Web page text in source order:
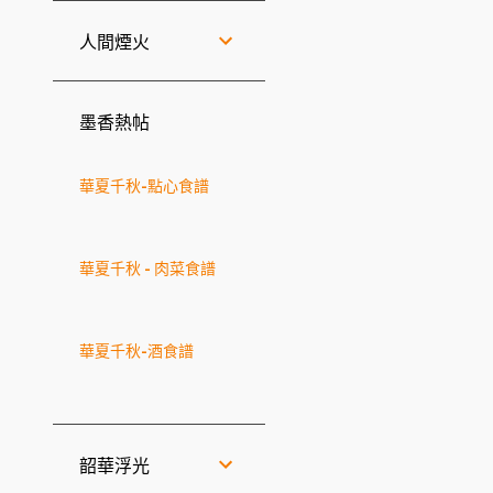
人間煙火
墨香熱帖
華夏千秋-點心食譜
華夏千秋 - 肉菜食譜
華夏千秋-酒食譜
韶華浮光